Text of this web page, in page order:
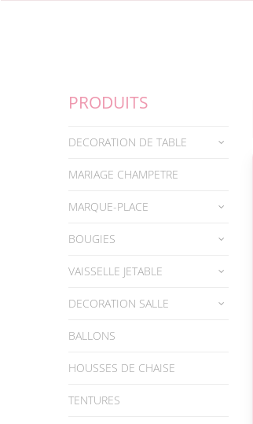
PRODUITS
DECORATION DE TABLE
MARIAGE CHAMPETRE
MARQUE-PLACE
BOUGIES
VAISSELLE JETABLE
DECORATION SALLE
BALLONS
HOUSSES DE CHAISE
TENTURES